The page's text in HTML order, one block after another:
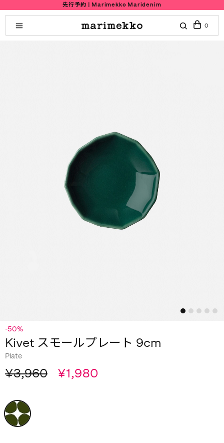
先行予約 | Marimekko Maridenim
0
-50%
Kivet スモールプレート 9cm
Plate
¥3,960 ¥1,980